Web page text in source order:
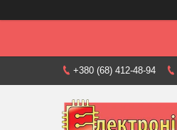
+380 (68) 412-48-94